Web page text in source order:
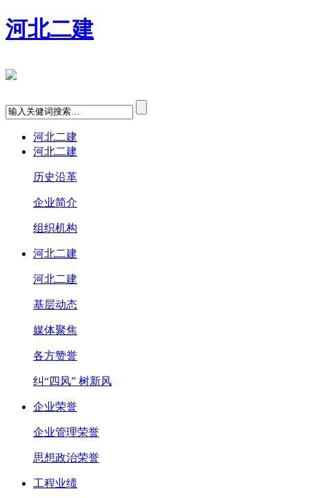
河北二建
河北二建
河北二建
历史沿革
企业简介
组织机构
河北二建
河北二建
基层动态
媒体聚焦
各方赞誉
纠“四风” 树新风
企业荣誉
企业管理荣誉
思想政治荣誉
工程业绩